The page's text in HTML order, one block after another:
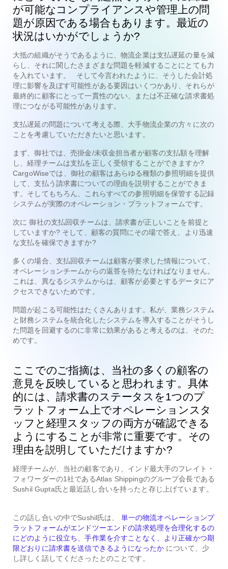
が可能なコンプライアンスや管理上の問
題が原因である場合もあります。最近の
状況はいかがでしょうか?
大抵の組織がそうであるように、物流企業は支払遅延の量を減
らし、それに関したさまざまな問題を軽減することにとても力
を入れています。
そして今言われたように、そうした会計処
理に影響を及ぼす可能性がある要因はいくつかあり、それらが
最終的に顧客にとって一貫性のない、または不正確な請求書処
理につながる可能性があります。
支払遅延の問題について考える際、大手物流企業の方々に次の
ことを考慮していただきたいと思います。
まず、御社では、売掛金/未収金担当者が顧客の支払額を理解
し、経理チームは支払を正しく受領することができますか?
CargoWiseでは、御社の顧客はあらゆる種類の参照明細を提供
して、支払う請求書についての理由を説明することができま
す。そしてもちろん、これらすべての参照明細を保管する記録
システムが実際のオペレーション・プラットフォームです。
次に 御社の支払回収チームは、請求書が正しいことを前提と
していますか? そして、顧客の質問にその場で答え、より迅速
な支払を確保できますか?
多くの場合、支払回収チームは顧客が要求した情報について、
オペレーションチームからの返答を待たなければなりません。
これは、異なるシステムからは、顧客が必要とするデータにア
クセスできないためです。
問題が起こる可能性はたくさんあります。私が、業務システム
と財務システムを統合化したシステムを導入することがそうし
た問題を回避するのに非常に効果があると考えるのは、そのた
めです。
ここでのご指摘は、当社の多くの顧客の
意見を反映していると思われます。具体
的には、請求書のステータスを1つのプ
ラットフォーム上でオペレーションスタ
ッフと経理スタッフの両方が確認できる
ようにすることが非常に重要です。その
理由を説明していただけますか?
経理チームが、当社の顧客であり、インド最大手のフレイト・
フォワーダーの1社であるAtlas Shippingのグループ会長である
Sushil Gupta氏と最近話し合いを持ったと存じ上げています。
この話し合いの中でSushil氏は、
単一の物流オペレーションプ
ラットフォームがエンドツーエンドの請求処理を合理化するの
にどのように役立ち、手作業を介すことなく、より正確かつ期
限どおりに請求書を送信できるようになったか について、少
し詳しく話してくださったとのことです。